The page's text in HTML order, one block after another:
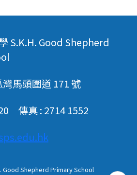
S.K.H. Good Shepherd
馬頭圍道 171 號
傳真 : 2714 1552
Good Shepherd Primary School